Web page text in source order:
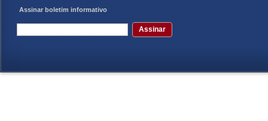
Assinar boletim informativo
Assinar